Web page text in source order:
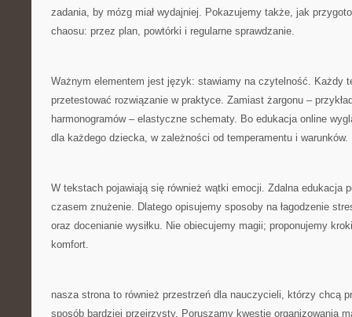
zadania, by mózg miał wydajniej. Pokazujemy także, jak
chaosu: przez plan, powtórki i regularne sprawdzanie.
Ważnym elementem jest język: stawiamy na czytelność. Każdy
przetestować rozwiązanie w praktyce. Zamiast żargonu –
harmonogramów – elastyczne schematy. Bo edukacja online
dla każdego dziecka, w zależności od temperamentu i warunków.
W tekstach pojawiają się również wątki emocji. Zdalna edukacja
czasem znużenie. Dlatego opisujemy sposoby na łagodzenie
oraz docenianie wysiłku. Nie obiecujemy magii; proponujemy
komfort.
nasza strona to również przestrzeń dla nauczycieli, którzy chcą
sposób bardziej przejrzysty. Poruszamy kwestie organizowania